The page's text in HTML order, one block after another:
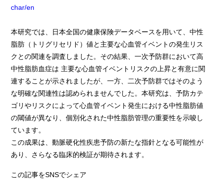
char/en
本研究では、日本全国の健康保険データベースを用いて、中性
脂肪（トリグリセリド）値と主要な心血管イベントの発生リス
クとの関連を調査しました。その結果、一次予防群において高
中性脂肪血症は 主要な心血管イベントリスクの上昇と有意に関
連することが示されましたが、一方、二次予防群ではそのよう
な明確な関連性は認められませんでした。本研究は、予防カテ
ゴリやリスクによって心血管イベント発生における中性脂肪値
の閾値が異なり、個別化された中性脂肪管理の重要性を示唆し
ています。
この成果は、動脈硬化性疾患予防の新たな指針となる可能性が
あり、さらなる臨床的検証が期待されます。
この記事をSNSでシェア